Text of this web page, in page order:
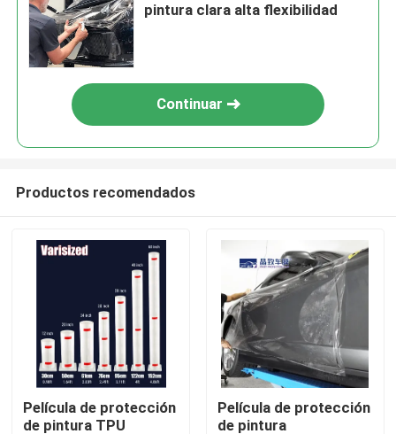
pintura clara alta flexibilidad
Continuar
Productos recomendados
Película de protección
de pintura TPU
Película de protección
de pintura